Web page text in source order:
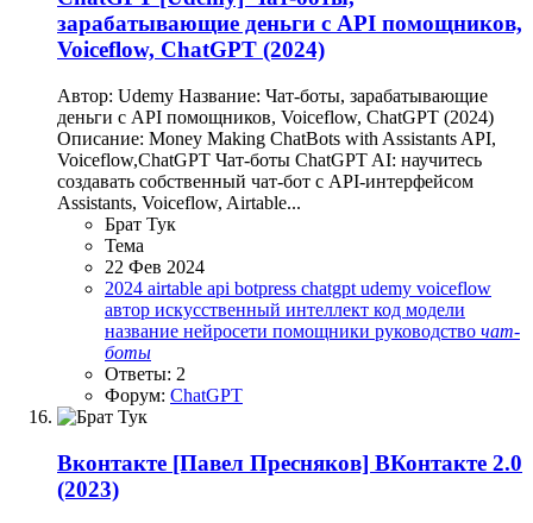
зарабатывающие деньги с API помощников,
Voiceflow, ChatGPT (2024)
Автор: Udemy Название: Чат-боты, зарабатывающие
деньги с API помощников, Voiceflow, ChatGPT (2024)
Описание: Money Making ChatBots with Assistants API,
Voiceflow,ChatGPT Чат-боты ChatGPT AI: научитесь
создавать собственный чат-бот с API-интерфейсом
Assistants, Voiceflow, Airtable...
Брат Тук
Тема
22 Фев 2024
2024 airtable api botpress chatgpt udemy voiceflow
автор искусственный интеллект код модели
название нейросети помощники руководство чат-
боты
Ответы: 2
Форум: ChatGPT
Вконтакте [Павел Пресняков] ВКонтакте 2.0
(2023)